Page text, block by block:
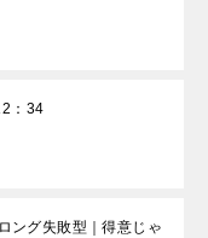
：34
ング失敗型｜得意じゃ